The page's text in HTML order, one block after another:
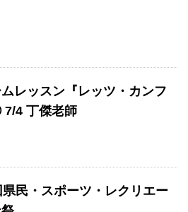
ムレッスン『レッツ・カンフ
4 丁傑老師
民・スポーツ・レクリエー